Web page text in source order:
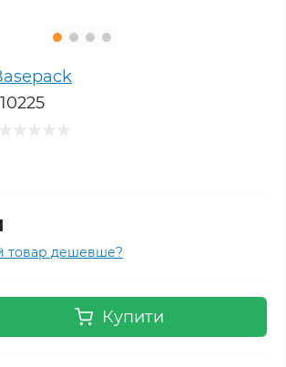
10225
товар дешевше?
Купити